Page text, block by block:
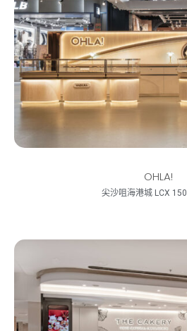
OHLA!
尖沙咀海港城 LCX